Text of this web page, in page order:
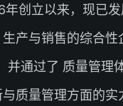
创立以来，现已
产与销售的综合性
并通过了 质量管理
质量管理方面的实